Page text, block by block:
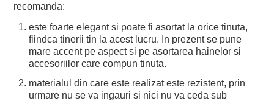
recomanda:
este foarte elegant si poate fi asortat la orice tinuta,
fiindca tinerii tin la acest lucru. In prezent se pune
mare accent pe aspect si pe asortarea hainelor si
accesoriilor care compun tinuta.
materialul din care este realizat este rezistent, prin
urmare nu se va ingauri si nici nu va ceda sub